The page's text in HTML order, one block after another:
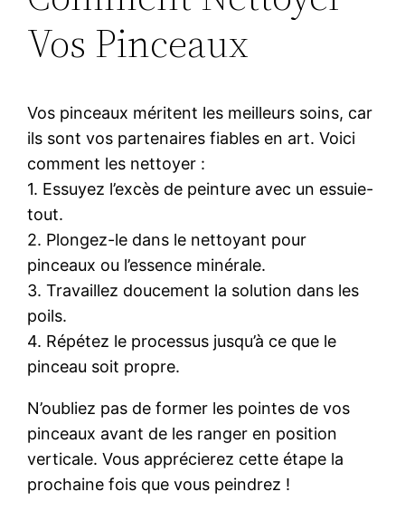
Vos Pinceaux
Vos pinceaux méritent les meilleurs soins, car
ils sont vos partenaires fiables en art. Voici
comment les nettoyer :
1. Essuyez l’excès de peinture avec un essuie-
tout.
2. Plongez-le dans le nettoyant pour
pinceaux ou l’essence minérale.
3. Travaillez doucement la solution dans les
poils.
4. Répétez le processus jusqu’à ce que le
pinceau soit propre.
N’oubliez pas de former les pointes de vos
pinceaux avant de les ranger en position
verticale. Vous apprécierez cette étape la
prochaine fois que vous peindrez !